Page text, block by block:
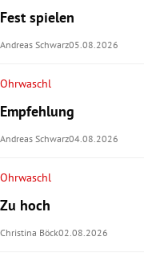
Untermenü
Untermenü
Untermenü
Untermenü
Fest spielen
Andreas Schwarz05.08.2026
Ohrwaschl
Empfehlung
Andreas Schwarz04.08.2026
Ohrwaschl
Zu hoch
Christina Böck02.08.2026